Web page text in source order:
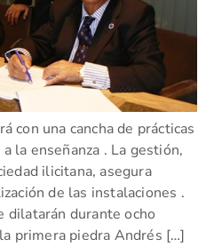
con una cancha de prácticas
la enseñanza . La gestión,
ilicitana, asegura
de las instalaciones .
dilatarán durante ocho
primera piedra Andrés […]